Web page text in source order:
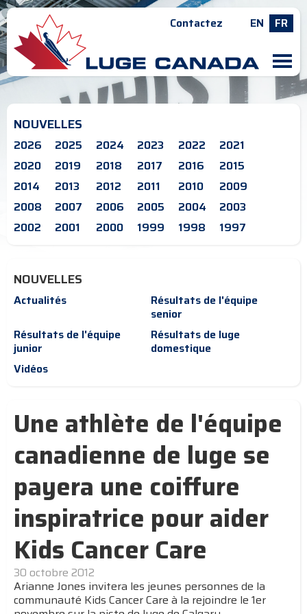
Contactez EN FR
M
NOUVELLES
2026 2025 2024 2023 2022
2021
2020
2019 2018 2017 2016
2015
2014
2013 2012 2011 2010
2009
2008
2007 2006 2005 2004
2003
2002
2001 2000 1999 1998 1997
NOUVELLES
Actualités
Résultats de l'équipe
senior
Résultats de l'équipe
junior
Résultats de luge
domestique
Vidéos
Une athlète de l'équipe
canadienne de luge se
payera une coiffure
inspiratrice pour aider
Kids Cancer Care
30 octobre 2012
Arianne Jones invitera les jeunes personnes de la
communauté Kids Cancer Care à la rejoindre le 1er